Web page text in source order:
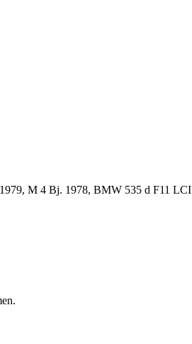
M 4 Bj. 1978, BMW 535 d F11 LCI